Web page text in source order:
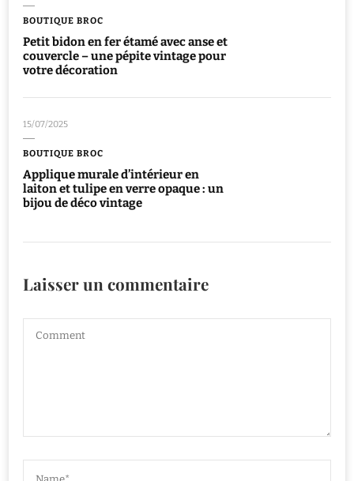
BOUTIQUE BROC
Petit bidon en fer étamé avec anse et
couvercle – une pépite vintage pour
votre décoration
15/07/2025
BOUTIQUE BROC
Applique murale d’intérieur en
laiton et tulipe en verre opaque : un
bijou de déco vintage
Laisser un commentaire